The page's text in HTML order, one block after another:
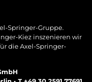
Springer-Gruppe.
Kiez inszenieren wir
die Axel-Springer-